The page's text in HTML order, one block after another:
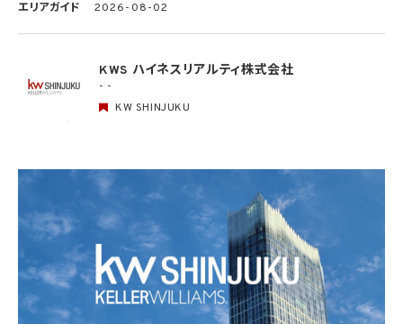
該個人情報の提供が第4.1項各号のいずれかに該当する場合又は第8.1項各号のいずれ
(2) 当該第三者による当該個人情報の取得の経緯
6. 個人情報の安全管理
当社は、個人情報の紛失、破壊、改ざん及び漏洩などのリスクに対して、個人情報の安全
全管理が図られるよう、必要かつ適切な監督を行います。当社の保有個人データに関す
る具体的な安全管理措置の内容は、以下のとおりです。
基本方針の策定
個人データの適正な取扱いの確保のため、「関係法令・ガイドライン等の遵守」、「質問及
び苦情処理の窓口」等についての基本方針として、本プライバシーポリシーを策定
個人データの取扱いに係る規律の整備
取得、利用、保存、提供、削除・廃棄等の段階ごとに、取扱方法、責任者・担当者及びその
任務等について個人データの取扱規程を策定
エリアガイド 2026-08-02
KWS ハイネスリアルティ株式会社
- -
KW SHINJUKU